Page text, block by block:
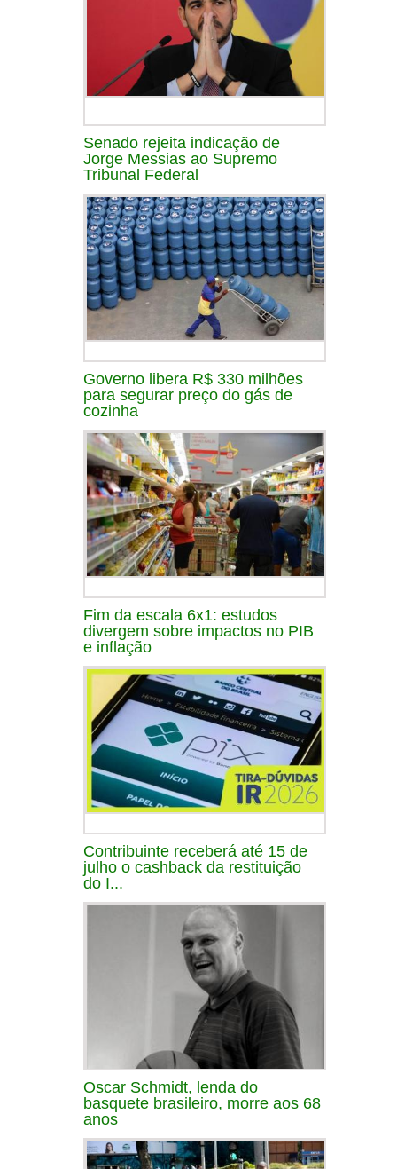
Senado rejeita indicação de
Jorge Messias ao Supremo
Tribunal Federal
Governo libera R$ 330 milhões
para segurar preço do gás de
cozinha
Fim da escala 6x1: estudos
divergem sobre impactos no PIB
e inflação
Contribuinte receberá até 15 de
julho o cashback da restituição
do I...
Oscar Schmidt, lenda do
basquete brasileiro, morre aos 68
anos